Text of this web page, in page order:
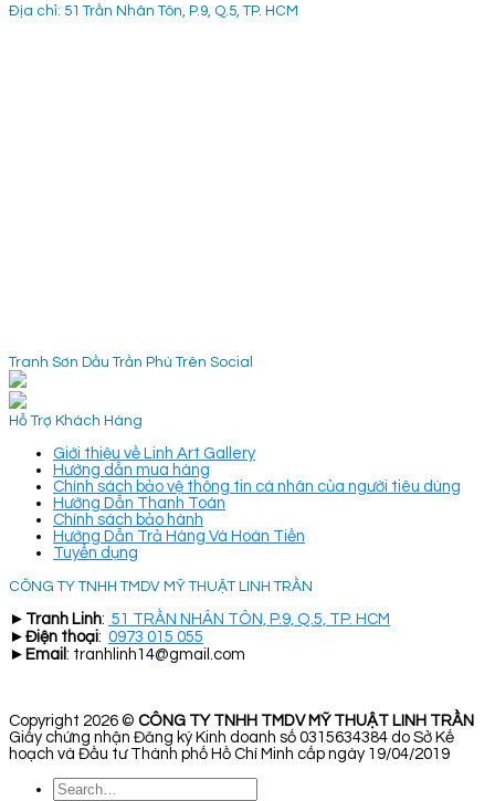
Địa chỉ: 51 Trần Nhân Tôn, P.9, Q.5, TP. HCM
Tranh Sơn Dầu Trần Phú Trên Social
Hỗ Trợ Khách Hàng
Giới thiệu về Linh Art Gallery
Hướng dẫn mua hàng
Chính sách bảo vệ thông tin cá nhân của người tiêu dùng
Hướng Dẫn Thanh Toán
Chính sách bảo hành
Hướng Dẫn Trả Hàng Và Hoàn Tiền
Tuyển dụng
CÔNG TY TNHH TMDV MỸ THUẬT LINH TRẦN
► Tranh Linh: 51 TRẦN NHÂN TÔN, P.9, Q.5, TP. HCM
► Điện thoại: 0973 015 055
► Email : tranhlinh14@gmail.com
Copyright 2026 © CÔNG TY TNHH TMDV MỸ THUẬT LINH TRẦN
Giấy chứng nhận Đăng ký Kinh doanh số 0315634384 do Sở Kế
hoạch và Đầu tư Thành phố Hồ Chí Minh cấp ngày 19/04/2019
Search